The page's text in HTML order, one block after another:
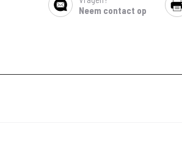
Neem contact op